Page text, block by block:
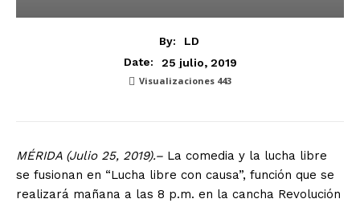
By:
LD
Date:
25 julio, 2019
Visualizaciones 443
MÉRIDA (Julio 25, 2019).– La comedia y la lucha libre
se fusionan en “Lucha libre con causa”, función que se
realizará mañana a las 8 p.m. en la cancha Revolución